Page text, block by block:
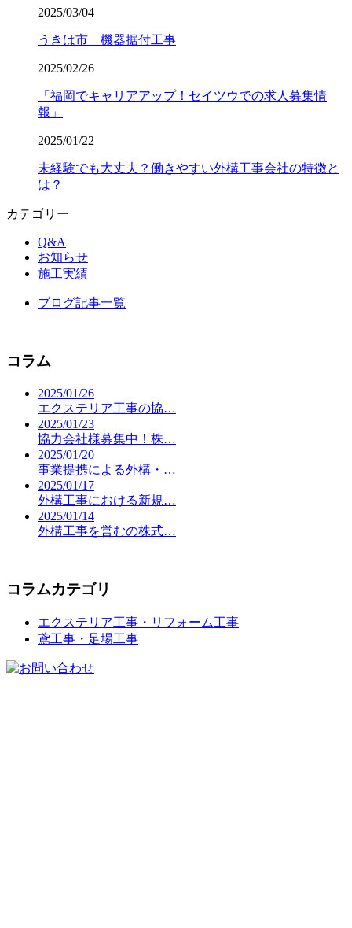
2025/03/04
うきは市 機器据付工事
2025/02/26
「福岡でキャリアアップ！セイツウでの求人募集情
報」
2025/01/22
未経験でも大丈夫？働きやすい外構工事会社の特徴と
は？
カテゴリー
Q&A
お知らせ
施工実績
ブログ記事一覧
コラム
2025/01/26
エクステリア工事の協…
2025/01/23
協力会社様募集中！株…
2025/01/20
事業提携による外構・…
2025/01/17
外構工事における新規…
2025/01/14
外構工事を営むの株式…
コラムカテゴリ
エクステリア工事・リフォーム工事
鳶工事・足場工事